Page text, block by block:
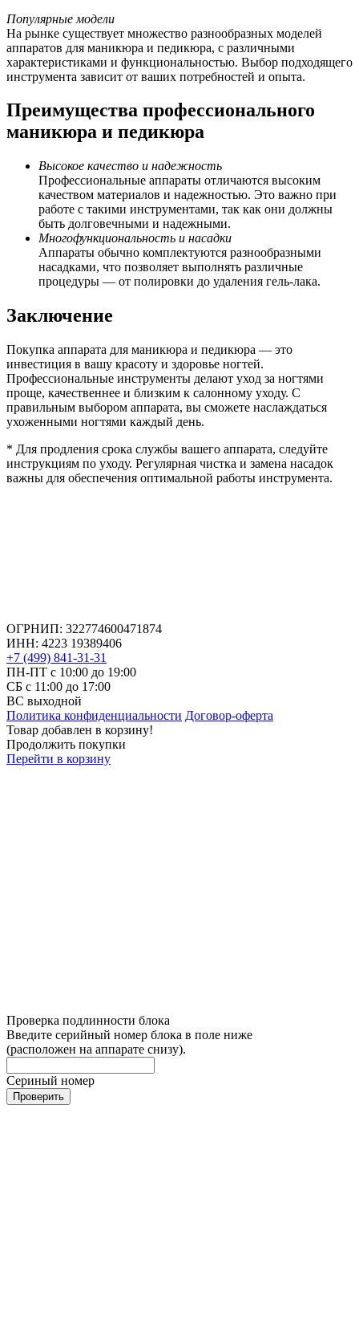
Популярные модели
На рынке существует множество разнообразных моделей
аппаратов для маникюра и педикюра, с различными
характеристиками и функциональностью. Выбор подходящего
инструмента зависит от ваших потребностей и опыта.
Преимущества профессионального
маникюра и педикюра
Высокое качество и надежность
Профессиональные аппараты отличаются высоким
качеством материалов и надежностью. Это важно при
работе с такими инструментами, так как они должны
быть долговечными и надежными.
Многофункциональность и насадки
Аппараты обычно комплектуются разнообразными
насадками, что позволяет выполнять различные
процедуры — от полировки до удаления гель-лака.
Заключение
Покупка аппарата для маникюра и педикюра — это
инвестиция в вашу красоту и здоровье ногтей.
Профессиональные инструменты делают уход за ногтями
проще, качественнее и близким к салонному уходу. С
правильным выбором аппарата, вы сможете наслаждаться
ухоженными ногтями каждый день.
* Для продления срока службы вашего аппарата, следуйте
инструкциям по уходу. Регулярная чистка и замена насадок
важны для обеспечения оптимальной работы инструмента.
ОГРНИП: 322774600471874
ИНН: 4223 19389406
+7 (499) 841-31-31
ПН-ПТ с 10:00 до 19:00
СБ c 11:00 до 17:00
ВС выходной
Политика конфиденциальности Договор-оферта
Товар добавлен в корзину!
Продолжить покупки
Перейти в корзину
Проверка подлинности блока
Введите серийный номер блока в поле ниже
(расположен на аппарате снизу).
Сериный номер
Проверить